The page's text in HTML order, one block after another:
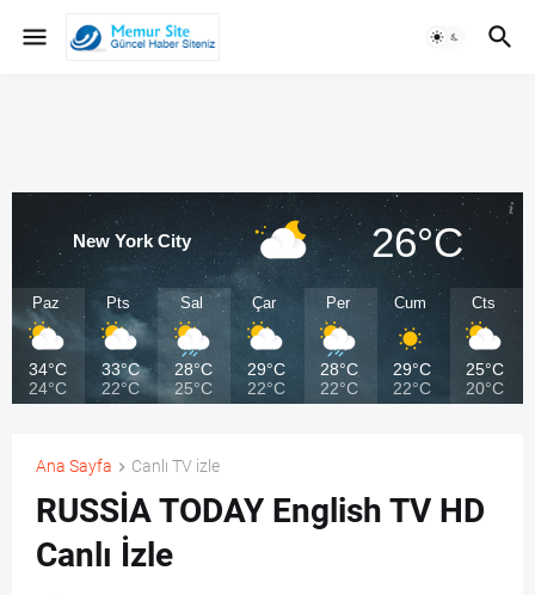
New York City 26°C
Paz
34°C
24°C
Pts
33°C
22°C
Sal
28°C
25°C
Çar
29°C
22°C
Per
28°C
22°C
Cum
29°C
22°C
Cts
25°C
20°C
Ana Sayfa Canlı TV izle
RUSSİA TODAY English TV HD
Canlı İzle